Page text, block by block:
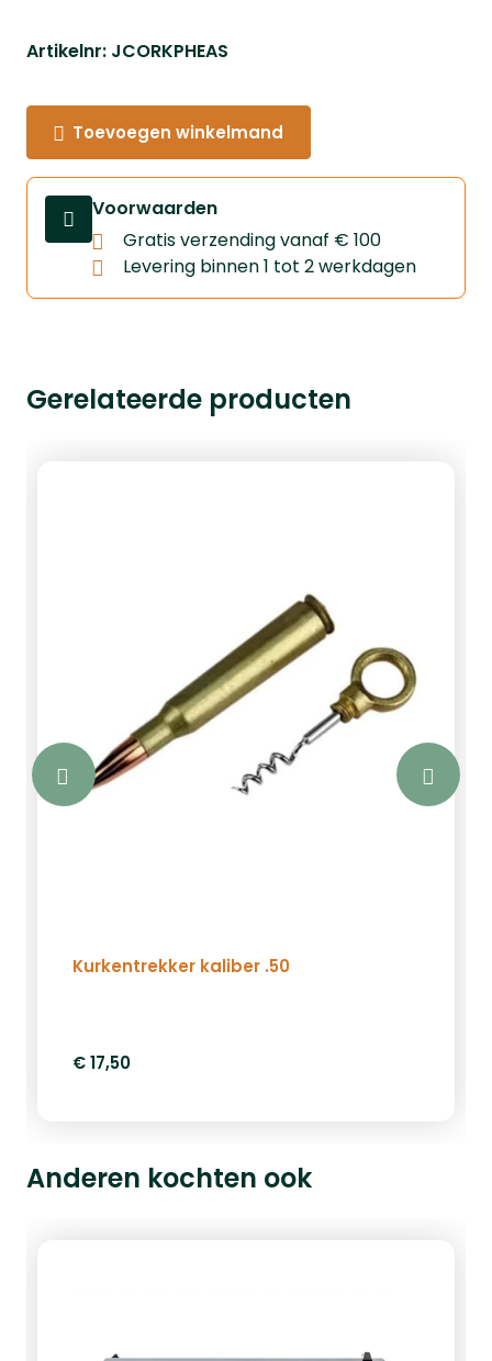
Artikelnr: JCORKPHEAS
Toevoegen winkelmand
Voorwaarden
Gratis verzending vanaf € 100
Levering binnen 1 tot 2 werkdagen
Gerelateerde producten
Kurkentrekker kaliber .50
€ 17,50
Anderen kochten ook